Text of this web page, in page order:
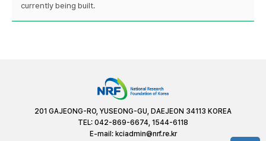
currently being built.
201 GAJEONG-RO, YUSEONG-GU, DAEJEON 34113 KOREA
TEL: 042-869-6674, 1544-6118
E-mail: kciadmin@nrf.re.kr